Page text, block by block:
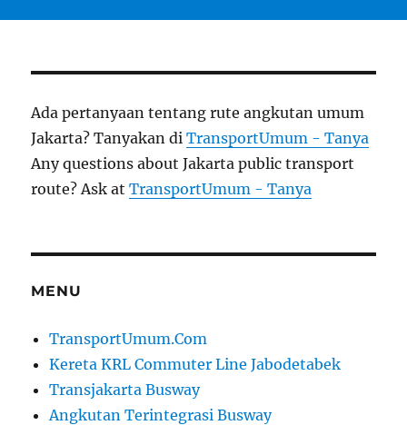
Ada pertanyaan tentang rute angkutan umum
Jakarta? Tanyakan diTransportUmum - Tanya
Any questions about Jakarta public transport
route? Ask atTransportUmum - Tanya
MENU
TransportUmum.Com
Kereta KRL Commuter Line Jabodetabek
Transjakarta Busway
Angkutan Terintegrasi Busway